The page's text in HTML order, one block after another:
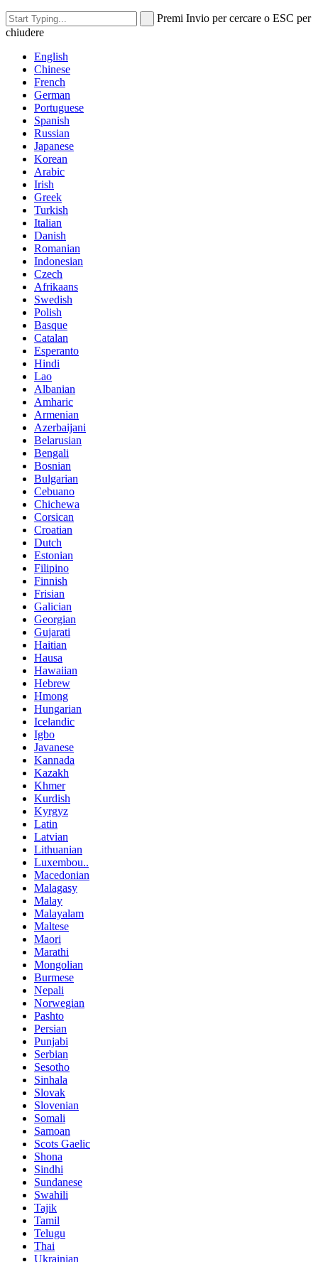
Premi Invio per cercare o ESC per
chiudere
English
Chinese
French
German
Portuguese
Spanish
Russian
Japanese
Korean
Arabic
Irish
Greek
Turkish
Italian
Danish
Romanian
Indonesian
Czech
Afrikaans
Swedish
Polish
Basque
Catalan
Esperanto
Hindi
Lao
Albanian
Amharic
Armenian
Azerbaijani
Belarusian
Bengali
Bosnian
Bulgarian
Cebuano
Chichewa
Corsican
Croatian
Dutch
Estonian
Filipino
Finnish
Frisian
Galician
Georgian
Gujarati
Haitian
Hausa
Hawaiian
Hebrew
Hmong
Hungarian
Icelandic
Igbo
Javanese
Kannada
Kazakh
Khmer
Kurdish
Kyrgyz
Latin
Latvian
Lithuanian
Luxembou..
Macedonian
Malagasy
Malay
Malayalam
Maltese
Maori
Marathi
Mongolian
Burmese
Nepali
Norwegian
Pashto
Persian
Punjabi
Serbian
Sesotho
Sinhala
Slovak
Slovenian
Somali
Samoan
Scots Gaelic
Shona
Sindhi
Sundanese
Swahili
Tajik
Tamil
Telugu
Thai
Ukrainian